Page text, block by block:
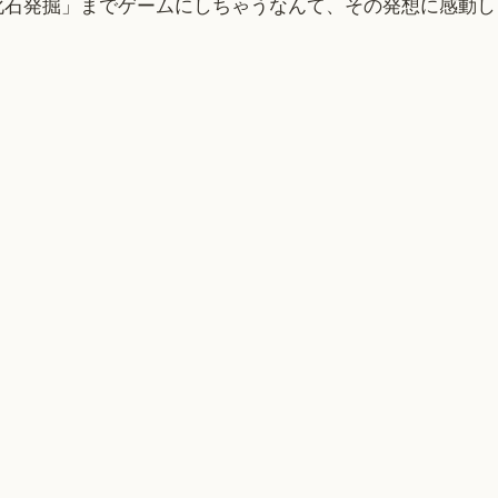
発掘」までゲームにしちゃうなんて、その発想に感動